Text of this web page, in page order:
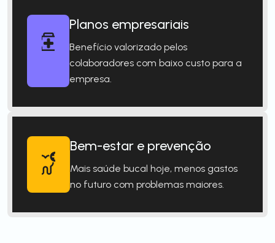
Planos empresariais
Benefício valorizado pelos
colaboradores com baixo custo para a
empresa.
Bem-estar e prevenção
Mais saúde bucal hoje, menos gastos
no futuro com problemas maiores.